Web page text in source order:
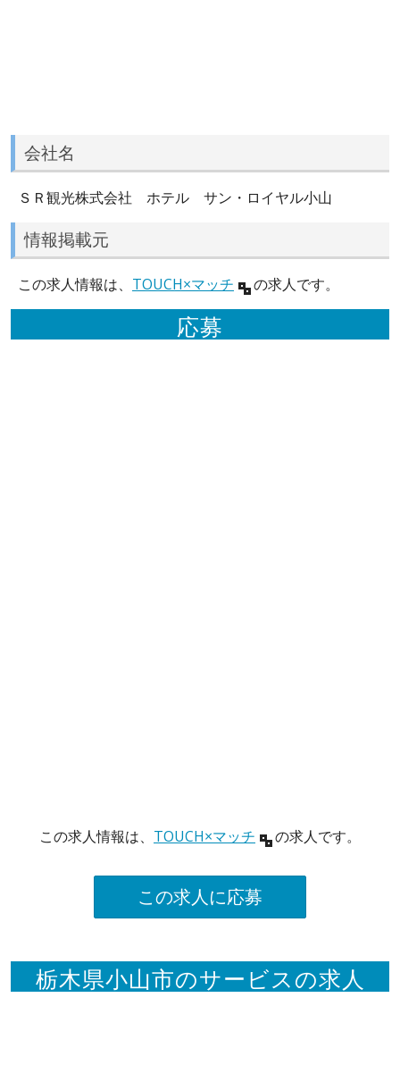
会社名
ＳＲ観光株式会社 ホテル サン・ロイヤル小山
情報掲載元
この求人情報は、 TOUCH×マッチ の求人です。
応募
この求人情報は、 TOUCH×マッチ の求人です。
この求人に応募
栃木県小山市のサービスの求人